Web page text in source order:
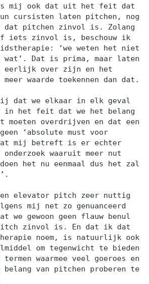
mij ook dat uit het feit dat
cursisten laten pitchen, nog
dat pitchen zinvol is. Zolang
iets zinvol is, beschouw ik
‘we weten het niet
wat’. Dat is prima, maar laten
eerlijk over zijn en het
waarde toekennen dan dat.
dat we elkaar in elk geval
in het feit dat we het belang
moeten overdrijven en dat een
‘absolute must voor
mij betreft is er echter
onderzoek waaruit meer nut
het nu eenmaal dus het zal
elevator pitch zeer nuttig
mij net zo genuanceerd
we gewoon geen flauw benul
pitch zinvol is. En dat ik dat
noem, is natuurlijk ook
om tegenwicht te bieden
waarmee veel goeroes en
van pitchen proberen te